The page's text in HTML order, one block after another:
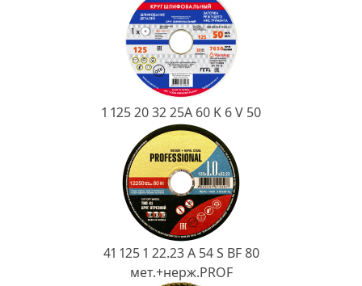
1 125 20 32 25А 60 K 6 V 50
41 125 1 22.23 A 54 S BF 80
мет.+нерж.PROF